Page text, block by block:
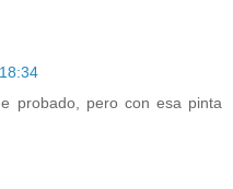
probado, pero con esa pinta